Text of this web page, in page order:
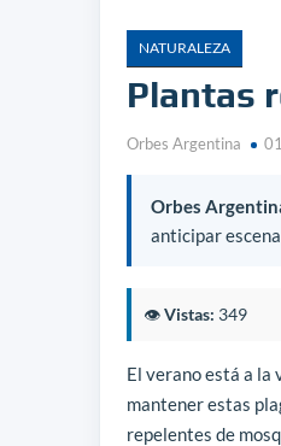
NATURALEZA
Plantas
Orbes Argentina
Orbes
anticipar
👁️Vistas: 349
El verano está a la
mantener estas
repelentes de